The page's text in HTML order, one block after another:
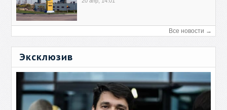
Все новости →
Эксклюзив